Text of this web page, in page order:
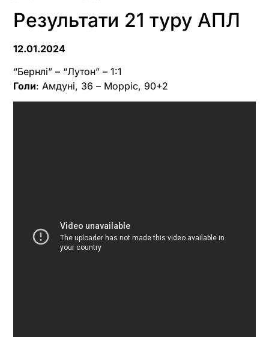
Результати 21 туру АПЛ
12.01.2024
“Бернлі” – “Лутон” – 1:1
Голи: Амдуні, 36 – Морріс, 90+2